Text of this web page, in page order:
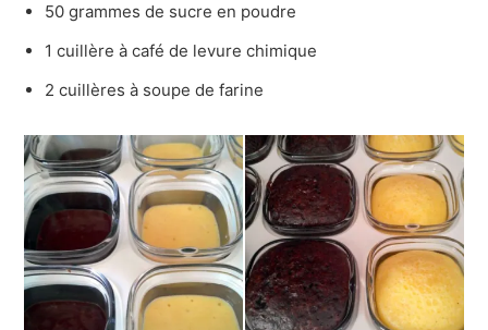
50 grammes de sucre en poudre
1 cuillère à café de levure chimique
2 cuillères à soupe de farine